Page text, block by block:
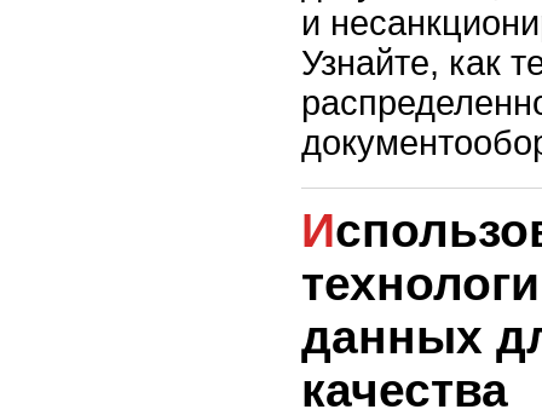
и
Узнайте, как
Использование
данных
качества